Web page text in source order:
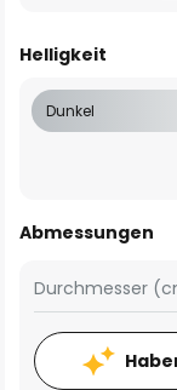
Helligkeit
Dunkel
Abmessungen
Durchmesser